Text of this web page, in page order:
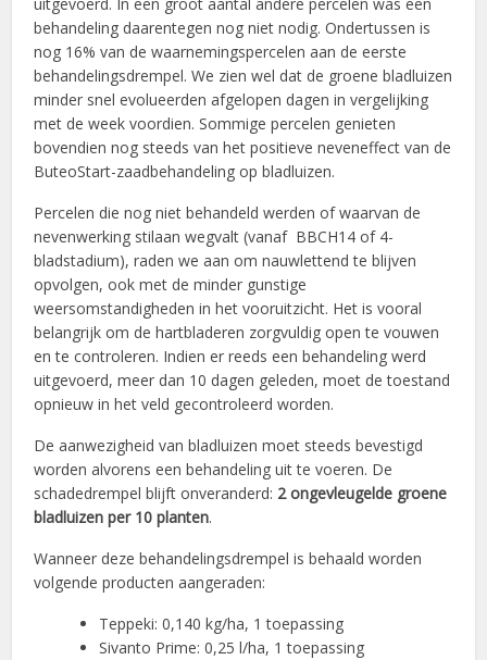
behandeling daarentegen nog niet nodig. Ondertussen is
nog 16% van de waarnemingspercelen aan de eerste
behandelingsdrempel. We zien wel dat de groene bladluizen
minder snel evolueerden afgelopen dagen in vergelijking
met de week voordien. Sommige percelen genieten
bovendien nog steeds van het positieve neveneffect van de
ButeoStart-zaadbehandeling op bladluizen.
Percelen die nog niet behandeld werden of waarvan de
nevenwerking stilaan wegvalt (vanaf BBCH14 of 4-
bladstadium), raden we aan om nauwlettend te blijven
opvolgen, ook met de minder gunstige
weersomstandigheden in het vooruitzicht. Het is vooral
belangrijk om de hartbladeren zorgvuldig open te vouwen
en te controleren. Indien er reeds een behandeling werd
uitgevoerd, meer dan 10 dagen geleden, moet de toestand
opnieuw in het veld gecontroleerd worden.
De aanwezigheid van bladluizen moet steeds bevestigd
worden alvorens een behandeling uit te voeren. De
schadedrempel blijft onveranderd: 2 ongevleugelde groene
bladluizen per 10 planten.
Wanneer deze behandelingsdrempel is behaald worden
volgende producten aangeraden:
Teppeki: 0,140 kg/ha, 1 toepassing
Sivanto Prime: 0,25 l/ha, 1 toepassing